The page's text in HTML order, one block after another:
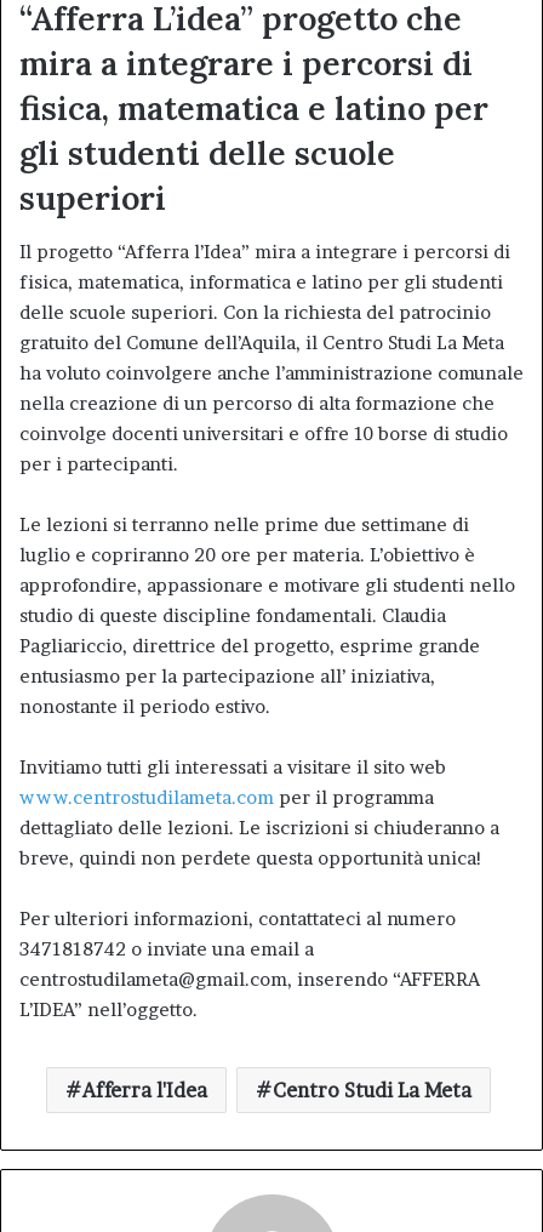
“Afferra L’idea” progetto che
mira a integrare i percorsi di
fisica, matematica e latino per
gli studenti delle scuole
superiori
Il progetto “Afferra l’Idea” mira a integrare i percorsi di
fisica, matematica, informatica e latino per gli studenti
delle scuole superiori. Con la richiesta del patrocinio
gratuito del Comune dell’Aquila, il Centro Studi La Meta
ha voluto coinvolgere anche l’amministrazione comunale
nella creazione di un percorso di alta formazione che
coinvolge docenti universitari e offre 10 borse di studio
per i partecipanti.
Le lezioni si terranno nelle prime due settimane di
luglio e copriranno 20 ore per materia. L’obiettivo è
approfondire, appassionare e motivare gli studenti nello
studio di queste discipline fondamentali. Claudia
Pagliariccio, direttrice del progetto, esprime grande
entusiasmo per la partecipazione all’ iniziativa,
nonostante il periodo estivo.
Invitiamo tutti gli interessati a visitare il sito web
www.centrostudilameta.com per il programma
dettagliato delle lezioni. Le iscrizioni si chiuderanno a
breve, quindi non perdete questa opportunità unica!
Per ulteriori informazioni, contattateci al numero
3471818742 o inviate una email a
centrostudilameta@gmail.com, inserendo “AFFERRA
L’IDEA” nell’oggetto.
Afferra l'Idea Centro Studi La Meta